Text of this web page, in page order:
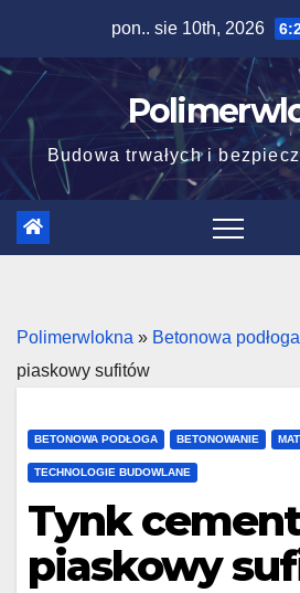
content
pon.. sie 10th, 2026
Budowa trwałych i
Polimerwlokna » Betonowa podłoga
piaskowy sufitów
BETONOWA PODŁOGA BETONOWANIE
TECHNOLOGIE BUDOWLANE
Tynk
piaskowy